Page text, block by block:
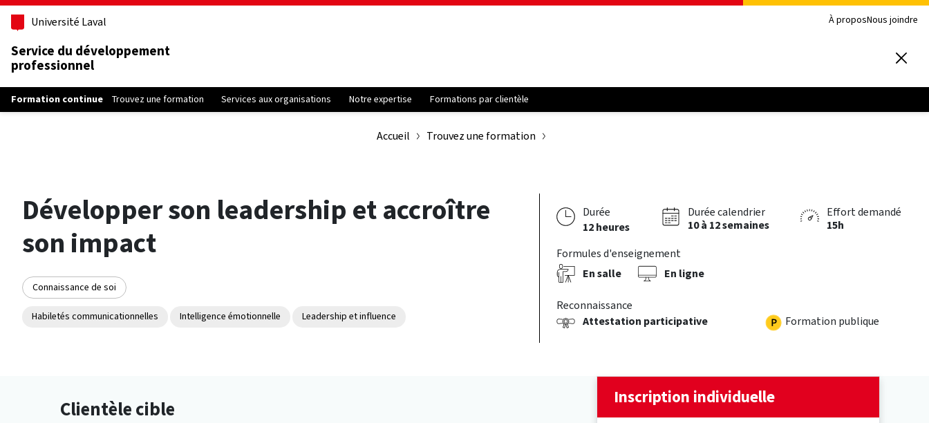
Aller au contenu principal
Université Laval
À proposNous joindre
Service du développement
professionnel
Formation continue Trouvez une formation Services aux organisations Notre expertise Formations par clientèle
Accueil Trouvez une formation
Développer son leadership et accroître
son impact
Connaissance de soi
Habiletés communicationnelles Intelligence émotionnelle Leadership et influence
Durée
12 heures
Durée calendrier
10 à 12 semaines
Effort demandé
15h
Formules d'enseignement
En salle
En ligne
Reconnaissance
Attestation participative
Formation publique
Clientèle cible Inscription individuelle